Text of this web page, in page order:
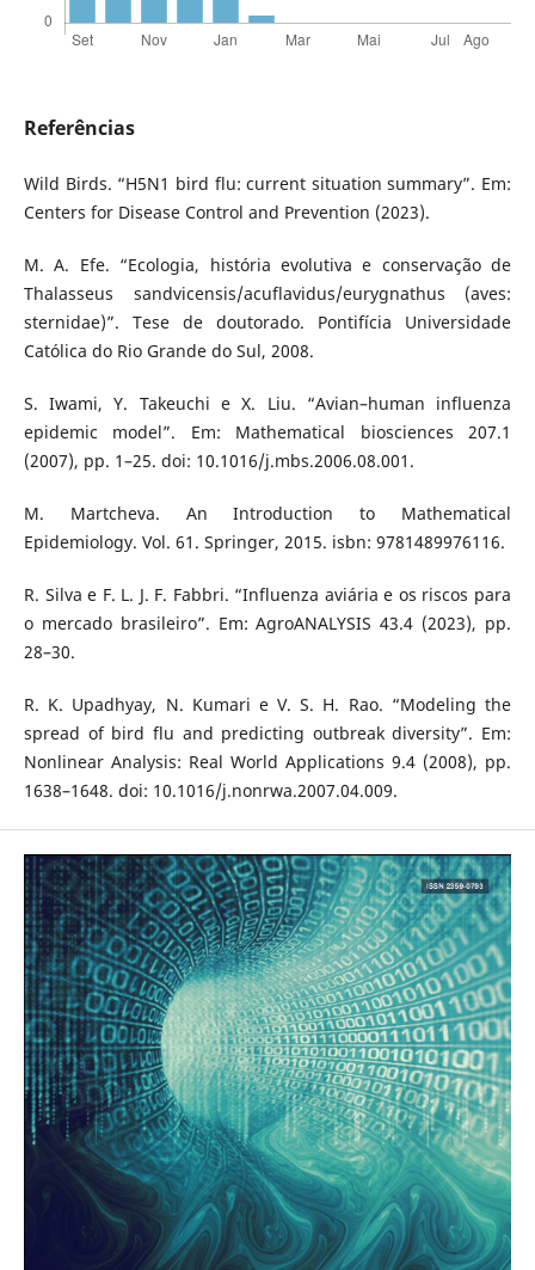
Referências
Wild Birds. “H5N1 bird flu: current situation summary”. Em:
Centers for Disease Control and Prevention (2023).
M. A. Efe. “Ecologia, história evolutiva e conservação de
Thalasseus sandvicensis/acuflavidus/eurygnathus (aves:
sternidae)”. Tese de doutorado. Pontifícia Universidade
Católica do Rio Grande do Sul, 2008.
S. Iwami, Y. Takeuchi e X. Liu. “Avian–human influenza
epidemic model”. Em: Mathematical biosciences 207.1
(2007), pp. 1–25. doi: 10.1016/j.mbs.2006.08.001.
M. Martcheva. An Introduction to Mathematical
Epidemiology. Vol. 61. Springer, 2015. isbn: 9781489976116.
R. Silva e F. L. J. F. Fabbri. “Influenza aviária e os riscos para
o mercado brasileiro”. Em: AgroANALYSIS 43.4 (2023), pp.
28–30.
R. K. Upadhyay, N. Kumari e V. S. H. Rao. “Modeling the
spread of bird flu and predicting outbreak diversity”. Em:
Nonlinear Analysis: Real World Applications 9.4 (2008), pp.
1638–1648. doi: 10.1016/j.nonrwa.2007.04.009.